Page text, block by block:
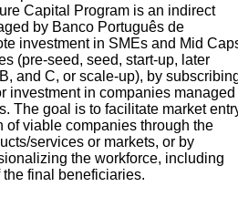
Capital Program is an indirect
by Banco Português de
investment in SMEs and Mid
(pre-seed, seed, start-up, later
and C, or scale-up), by
investment in companies managed
The goal is to facilitate market
of viable companies through the
services or markets, or by
the workforce, including
final beneficiaries.